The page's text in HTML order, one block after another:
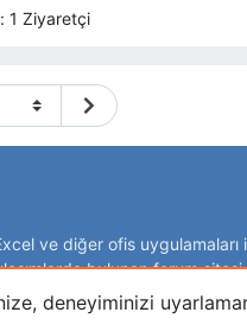
1 Ziyaretçi
ve diğer ofis
bulunan forum sitesi.
deneyiminizi